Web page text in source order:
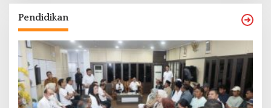
Pendidikan